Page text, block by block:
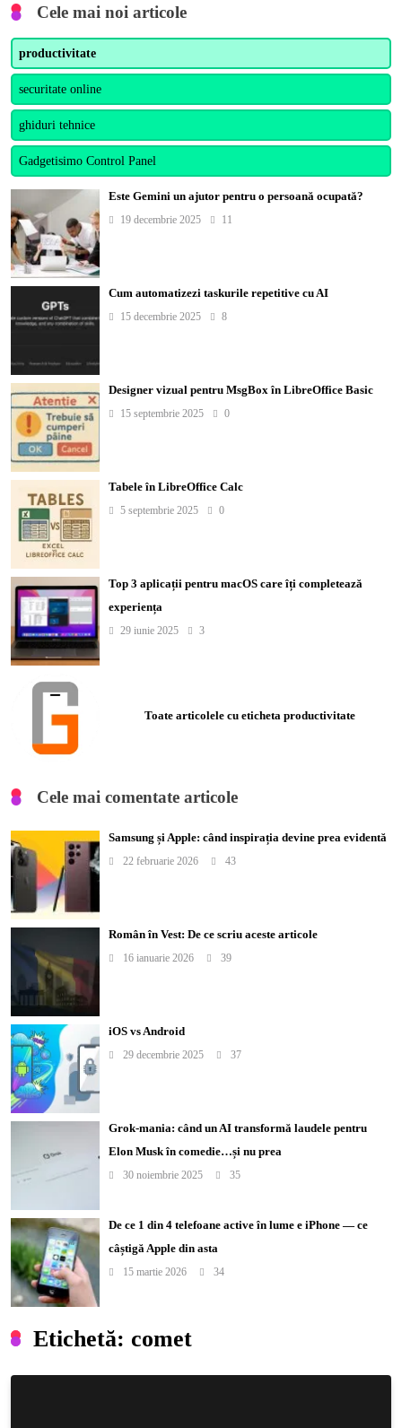
Etichetă: comet
Cele mai noi articole
productivitate
securitate online
ghiduri tehnice
Gadgetisimo Control Panel
Este Gemini un ajutor pentru o persoană ocupată?
19 decembrie 2025 11
Cum automatizezi taskurile repetitive cu AI
15 decembrie 2025 8
Designer vizual pentru MsgBox în LibreOffice Basic
15 septembrie 2025 0
Tabele în LibreOffice Calc
5 septembrie 2025 0
Top 3 aplicații pentru macOS care îți completează
experiența
29 iunie 2025 3
Toate articolele cu eticheta productivitate
Cele mai comentate articole
Samsung și Apple: când inspirația devine prea evidentă
22 februarie 2026 43
Român în Vest: De ce scriu aceste articole
16 ianuarie 2026 39
iOS vs Android
29 decembrie 2025 37
Grok-mania: când un AI transformă laudele pentru
Elon Musk în comedie…și nu prea
30 noiembrie 2025 35
De ce 1 din 4 telefoane active în lume e iPhone — ce
câștigă Apple din asta
15 martie 2026 34